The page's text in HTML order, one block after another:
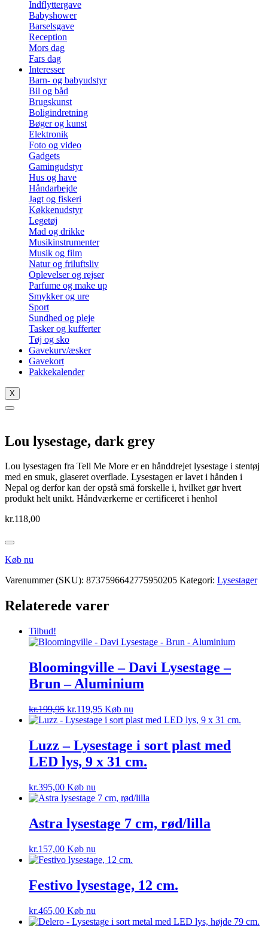
Indflyttergave
Babyshower
Barselsgave
Reception
Mors dag
Fars dag
Interesser
Barn- og babyudstyr
Bil og båd
Brugskunst
Boligindretning
Bøger og kunst
Elektronik
Foto og video
Gadgets
Gamingudstyr
Hus og have
Håndarbejde
Jagt og fiskeri
Køkkenudstyr
Legetøj
Mad og drikke
Musikinstrumenter
Musik og film
Natur og friluftsliv
Oplevelser og rejser
Parfume og make up
Smykker og ure
Sport
Sundhed og pleje
Tasker og kufferter
Tøj og sko
Gavekurv/æsker
Gavekort
Pakkekalender
X
Lou lysestage, dark grey
Lou lysestagen fra Tell Me More er en hånddrejet lysestage i stentøj
med en smuk, glaseret overflade. Lysestagen er lavet i hånden i
Nepal og derfor kan der opstå små forskelle i, hvilket gør hvert
produkt helt unikt. Håndværkerne er certificeret i henhol
kr.118,00
Køb nu
Varenummer (SKU): 8737596642775950205 Kategori: Lysestager
Relaterede varer
Tilbud!
Bloomingville – Davi Lysestage –
Brun – Aluminium
kr.199,95 Den
oprindelige
var:
kr.199,95.
kr.119,95Den
aktuelle
er:
kr.119,95.
Køb nu
Luzz – Lysestage i sort plast med
LED lys, 9 x 31 cm.
kr.395,00 Køb nu
Astra lysestage 7 cm, rød/lilla
kr.157,00 Køb nu
Festivo lysestage, 12 cm.
kr.465,00 Køb nu